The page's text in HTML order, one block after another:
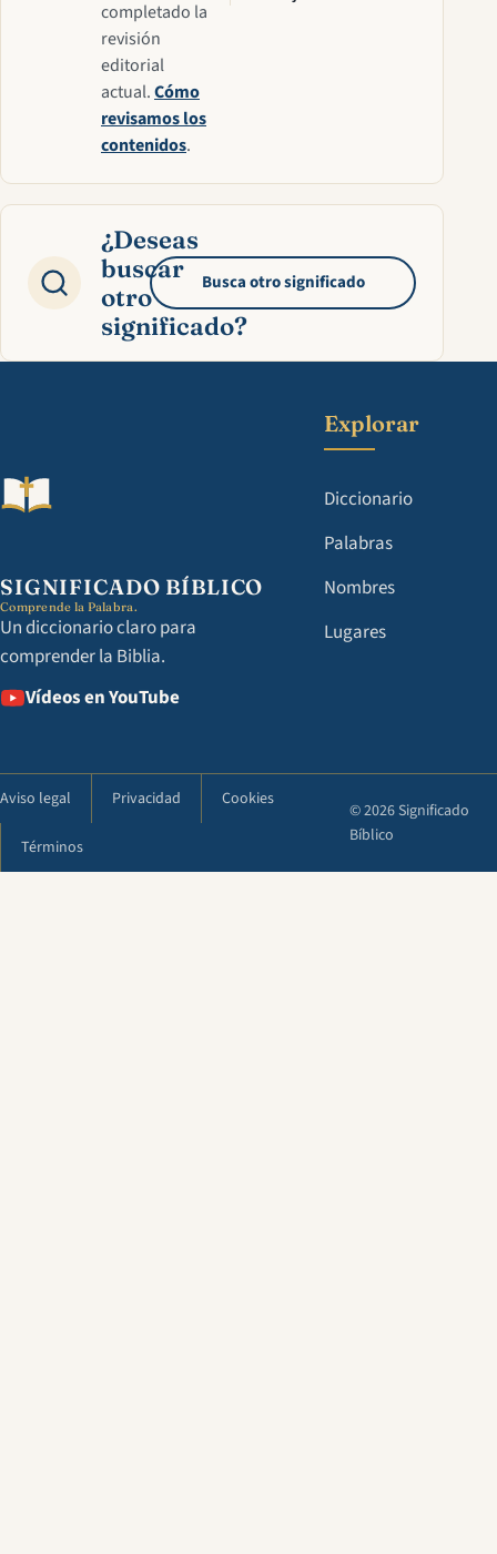
completado la
revisión
editorial
actual.Cómo
revisamos los
contenidos.
¿Deseas
buscar
otro
significado?
Busca otro significado
SIGNIFICADO BÍBLICO
Comprende la Palabra.
Un diccionario claro para
comprender la Biblia.
Vídeos en YouTube
Explorar
Diccionario
Palabras
Nombres
Lugares
Aviso legal Privacidad Cookies
Términos
© 2026 Significado
Bíblico